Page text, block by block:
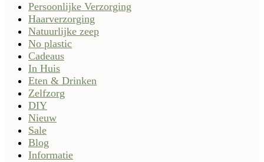
Persoonlijke Verzorging
Haarverzorging
Natuurlijke zeep
No plastic
Cadeaus
In Huis
Eten & Drinken
Zelfzorg
DIY
Nieuw
Sale
Blog
Informatie